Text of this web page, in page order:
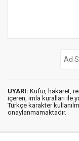
UYARI: Küfür, hakaret,
içeren, imla kuralları ile
Türkçe karakter
onaylanmamaktadır.